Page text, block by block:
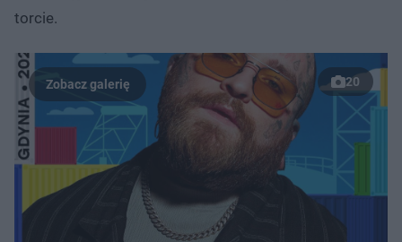
torcie.
20